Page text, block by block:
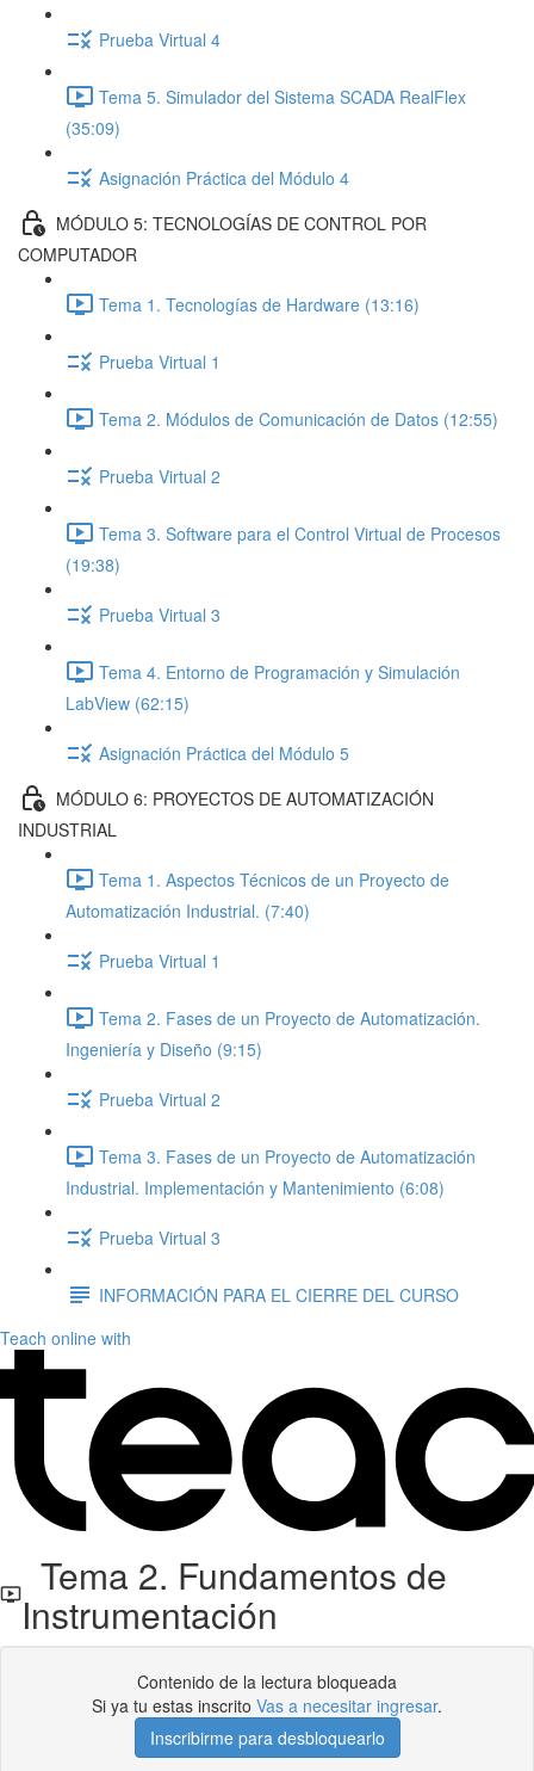
Prueba Virtual 4
Tema 5. Simulador del Sistema SCADA RealFlex
(35:09)
Asignación Práctica del Módulo 4
MÓDULO 5: TECNOLOGÍAS DE CONTROL POR
COMPUTADOR
Tema 1. Tecnologías de Hardware (13:16)
Prueba Virtual 1
Tema 2. Módulos de Comunicación de Datos (12:55)
Prueba Virtual 2
Tema 3. Software para el Control Virtual de Procesos
(19:38)
Prueba Virtual 3
Tema 4. Entorno de Programación y Simulación
LabView (62:15)
Asignación Práctica del Módulo 5
MÓDULO 6: PROYECTOS DE AUTOMATIZACIÓN
INDUSTRIAL
Tema 1. Aspectos Técnicos de un Proyecto de
Automatización Industrial. (7:40)
Prueba Virtual 1
Tema 2. Fases de un Proyecto de Automatización.
Ingeniería y Diseño (9:15)
Prueba Virtual 2
Tema 3. Fases de un Proyecto de Automatización
Industrial. Implementación y Mantenimiento (6:08)
Prueba Virtual 3
INFORMACIÓN PARA EL CIERRE DEL CURSO
Teach online with
Tema 2. Fundamentos de
Instrumentación
Contenido de la lectura bloqueada
Si ya tu estas inscrito Vas a necesitar ingresar.
Inscribirme para desbloquearlo